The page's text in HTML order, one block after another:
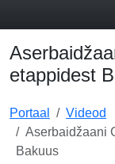
etappidest
Portaal
Videod
Aserbaidžaani
Bakuus